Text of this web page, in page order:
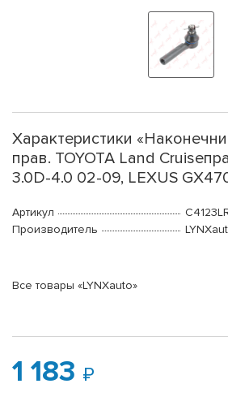
Характеристики
прав. TOYOTA Land
3.0D-4.0 02-09, LEXUS
Артикул
Производитель
Все товары «LYNXauto»
1 183